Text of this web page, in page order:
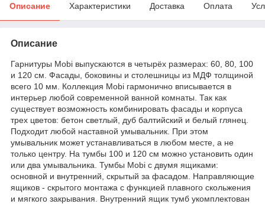
Описание Характеристики Доставка Оплата
Описание
Гарнитуры Mobi выпускаются в четырёх размерах: 60, 80, 100
и 120 см. Фасады, боковины и столешницы из МДФ толщиной
всего 10 мм. Коллекция Mobi гармонично вписывается в
интерьер любой современной ванной комнаты. Так как
существует возможность комбинировать фасады и корпуса
трех цветов: бетон светлый, дуб балтийский и белый глянец.
Подходит любой наставной умывальник. При этом
умывальник может устанавливаться в любом месте, а не
только центру. На тумбы 100 и 120 см можно установить один
или два умывальника. Тумбы Mobi c двумя ящиками:
основной и внутренний, скрытый за фасадом. Направляющие
ящиков - скрытого монтажа с функцией плавного скольжения
и мягкого закрывания. Внутренний ящик тумб укомплектован